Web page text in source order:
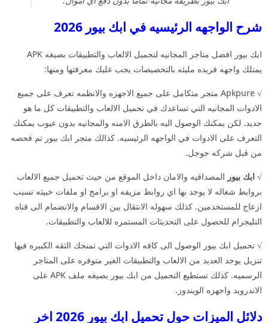
شرح الواجهه الرئيسيه في ابك بيور 2026
ابك بيور افضل متاجر المجانيه لتحميل الالعاب والتطبيقات بصيغه APK
يمتلك واجهه فريده مليئه بالتخصيصات يجب عليك معرفتها ومنها:
√
Apkpure متجر متكامل على جميع الاجهزه والانظمه تعرف على جميع
الادوات المجانيه التي تساعدك في تحميل الالعاب والتطبيقات كل ما هو
جديد. لكن يمكنك الوصول اليه بالطرق الامنه والمجانيه بدون عيوب يمكنك
التعرف على الادوات في الواجهه الرئيسيه. كذالك متجر ابك بيور تم فحصه
من قبل شركه جوجل.
√ ابك بيور المصداقيه والامان داخل الموقع من حيث تحميل جميع الالعاب
بروابط شغاله لا يوجد بها اي روابط مزيفه او برامج او ملفات خبيثه تسبب
ازعاج للمستخدمين. كذلك سهوله الانتقال بين الاقسام والانضمام الى قناه
التليجرام للحصول على التحديثات المستمره للالعاب والتطبيقات.
√ تحميل ابك بيور الوصول الى كافه الادوات التي تمنحك الثقه الكبيره فيها
تنزيل يوجد العديد من الالعاب والتطبيقات الغير متوفره على المتاجر
الرسميه. كذلك تستطيع التحميل من ابك بيور بصيغه ملف APK على
الاندرويد واجهزه الويندوز.
دلائل الميزات حول تحميل ابك بيور 2026 اخر